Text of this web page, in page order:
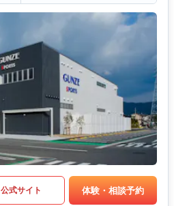
公式サイト 体験・相談予約